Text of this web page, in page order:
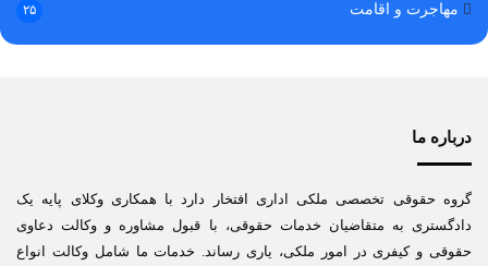
مهاجرت و اقامت ۲۵
درباره ما
گروه حقوقی تخصصی ملکی اداری افتخار دارد با همکاری وکلای پایه یک
دادگستری به متقاضیان خدمات حقوقی، با قبول مشاوره و وکالت دعاوی
حقوقی و کیفری در امور ملکی، یاری رساند. خدمات ما شامل وکالت انواع